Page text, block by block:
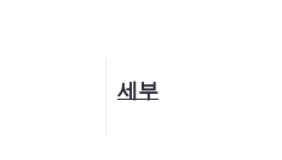
세부